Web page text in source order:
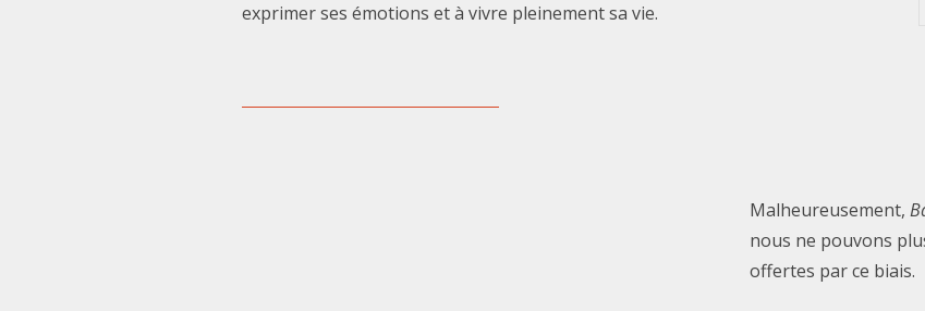
exprimer ses émotions et à vivre pleinement sa vie.
Malheureusement,
nous ne pouvons
offertes par ce biais.